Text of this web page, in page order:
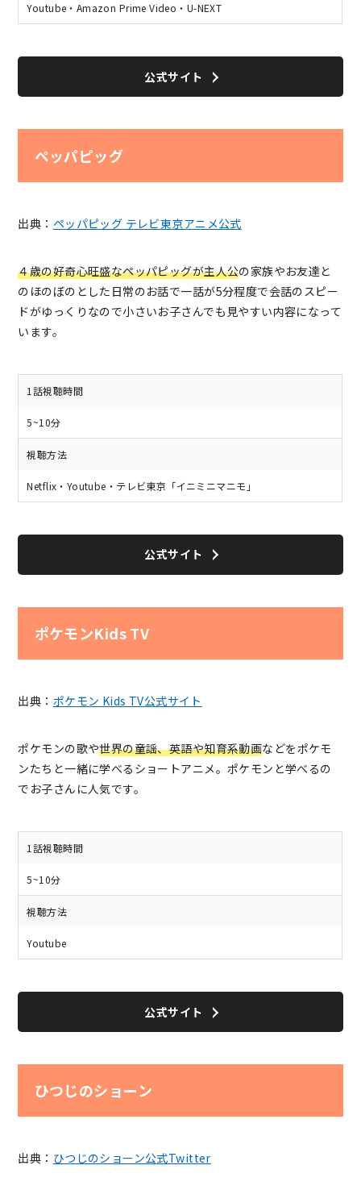
Youtube・Amazon Prime Video・U-NEXT
公式サイト
ペッパピッグ
出典： ペッパピッグ テレビ東京アニメ公式
４歳の好奇心旺盛なペッパピッグが主人公の家族やお友達と
のほのぼのとした日常のお話で一話が5分程度で会話のスピー
ドがゆっくりなので小さいお子さんでも見やすい内容になって
います。
1話視聴時間
5~10分
視聴方法
Netflix・Youtube・テレビ東京「イニミニマニモ」
公式サイト
ポケモンKids TV
出典： ポケモン Kids TV公式サイト
ポケモンの歌や世界の童謡、英語や知育系動画などをポケモ
ンたちと一緒に学べるショートアニメ。ポケモンと学べるの
でお子さんに人気です。
1話視聴時間
5~10分
視聴方法
Youtube
公式サイト
ひつじのショーン
出典： ひつじのショーン公式Twitter